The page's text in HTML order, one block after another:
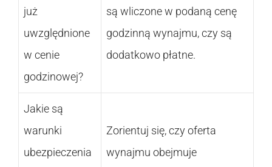
już
uwzględnione
w cenie
godzinowej?
są wliczone w podaną cenę
godzinną wynajmu, czy są
dodatkowo płatne.
Jakie są
warunki
ubezpieczenia
Zorientuj się, czy oferta
wynajmu obejmuje